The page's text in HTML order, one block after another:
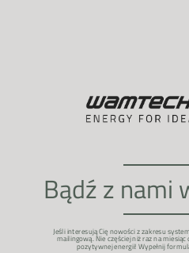
Jeśli interesują Cię nowości z zakresu
mailingową. Nie częściej niż raz na
pozytywnej energii! Wypełnij
Bądź z nami